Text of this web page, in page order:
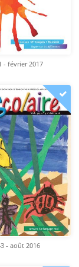
- février 2017
- août 2016